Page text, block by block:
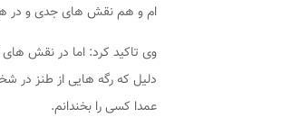
ام و هم نقش های جدی و در
وی تاکید کرد: اما در نقش
دلیل که رگه هایی از طنز در
عمدا کسی را بخندانم.